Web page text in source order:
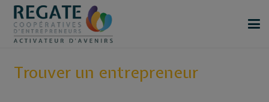
Trouver un entrepreneur